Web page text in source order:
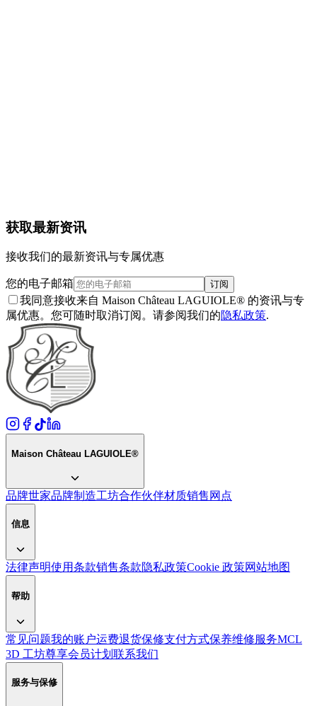
获取最新资讯
接收我们的最新资讯与专属优惠
您的电子邮箱 订阅
我同意接收来自 Maison Château LAGUIOLE® 的资讯与专
属优惠。您可随时取消订阅。请参阅我们的隐私政策.
Maison Château LAGUIOLE®
品牌世家品牌制造工坊合作伙伴材质销售网点
信息
法律声明使用条款销售条款隐私政策Cookie 政策网站地图
帮助
常见问题我的账户运费退货保修支付方式保养维修服务MCL
3D 工坊尊享会员计划 联系我们
服务与保修